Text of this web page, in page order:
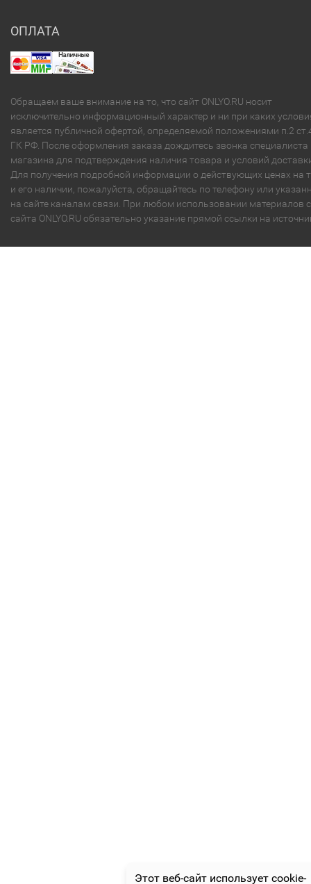
Этот веб-сайт использует cookie-
ОПЛАТА
Обращаем ваше внимание на то, что сайт ONLYO.RU носит
исключительно информационный характер и ни при каких
является публичной офертой, определяемой положениями п.2
ГК РФ. После оформления заказа дождитесь звонка специалиста
магазина для подтверждения наличия товара и условий
Для получения подробной информации о действующих ценах на
и его наличии, пожалуйста, обращайтесь по телефону или
на сайте каналам связи. При любом использовании материалов с
сайта ONLYO.RU обязательно указание прямой ссылки на